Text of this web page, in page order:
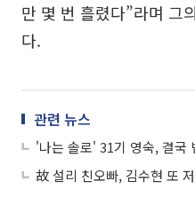
만 몇 번 흘렸다”라며 그
다.
관련 뉴스